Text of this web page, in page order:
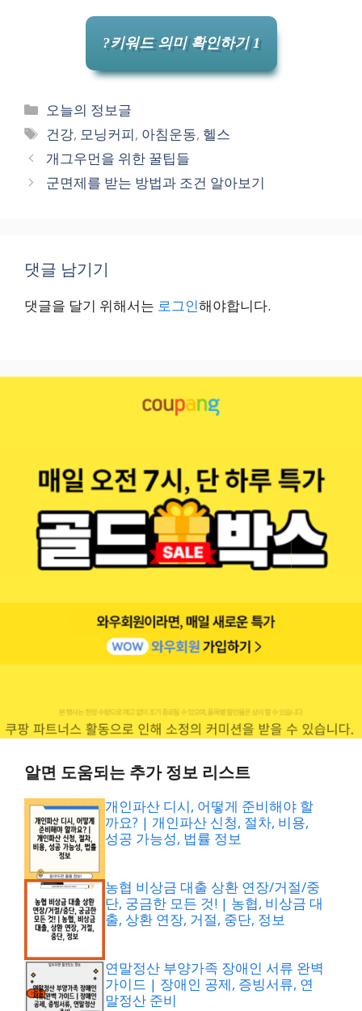
?키워드 의미 확인하기 1
카
테
리
오늘의 정보글
태
그
건강, 모닝커피, 아침운동, 헬스
개그우먼을 위한 꿀팁들
군면제를 받는 방법과 조건 알아보기
댓글 남기기
댓글을 달기 위해서는 로그인해야합니다.
알면 도움되는 추가 정보 리스트
개인파산 디시, 어떻게 준비해야 할
까요? | 개인파산 신청, 절차, 비용,
성공 가능성, 법률 정보
농협 비상금 대출 상환 연장/거절/중
단, 궁금한 모든 것! | 농협, 비상금 대
출, 상환 연장, 거절, 중단, 정보
연말정산 부양가족 장애인 서류 완벽
가이드 | 장애인 공제, 증빙서류, 연
말정산 준비